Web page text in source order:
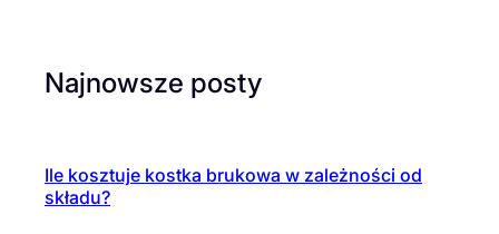
Najnowsze posty
Ile kosztuje kostka brukowa w zależności od
składu?